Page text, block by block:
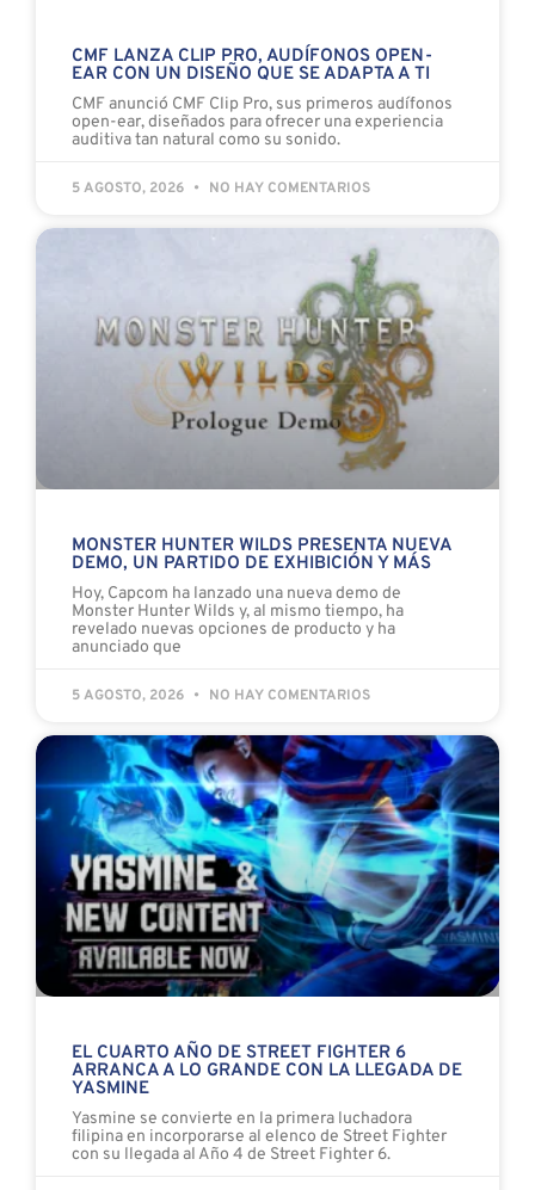
CMF LANZA CLIP PRO, AUDÍFONOS OPEN-
EAR CON UN DISEÑO QUE SE ADAPTA A TI
CMF anunció CMF Clip Pro, sus primeros audífonos
open-ear, diseñados para ofrecer una experiencia
auditiva tan natural como su sonido.
5 AGOSTO, 2026 NO HAY COMENTARIOS
MONSTER HUNTER WILDS PRESENTA NUEVA
DEMO, UN PARTIDO DE EXHIBICIÓN Y MÁS
Hoy, Capcom ha lanzado una nueva demo de
Monster Hunter Wilds y, al mismo tiempo, ha
revelado nuevas opciones de producto y ha
anunciado que
5 AGOSTO, 2026 NO HAY COMENTARIOS
EL CUARTO AÑO DE STREET FIGHTER 6
ARRANCA A LO GRANDE CON LA LLEGADA DE
YASMINE
Yasmine se convierte en la primera luchadora
filipina en incorporarse al elenco de Street Fighter
con su llegada al Año 4 de Street Fighter 6.